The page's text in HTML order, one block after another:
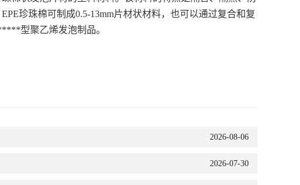
EPE珍珠棉可制成0.5-13mm片材状材料，也可以通过复合和复
型聚乙烯发泡制品。
2026-08-06
2026-07-30